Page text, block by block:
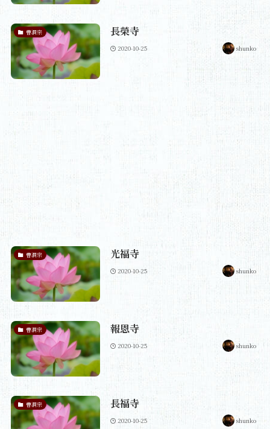
曹洞宗 長榮寺
2020-10-25 shunko
曹洞宗 光福寺
2020-10-25 shunko
曹洞宗 報恩寺
2020-10-25 shunko
曹洞宗 長福寺
2020-10-25 shunko